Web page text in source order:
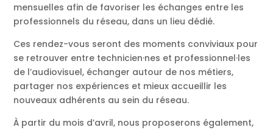
mensuelles afin de favoriser les échanges entre les
professionnels du réseau, dans un lieu dédié.
Ces rendez-vous seront des moments conviviaux pour
se retrouver entre technicien·nes et professionnel·les
de l’audiovisuel, échanger autour de nos métiers,
partager nos expériences et mieux accueillir les
nouveaux adhérents au sein du réseau.
À partir du mois d’avril, nous proposerons également,